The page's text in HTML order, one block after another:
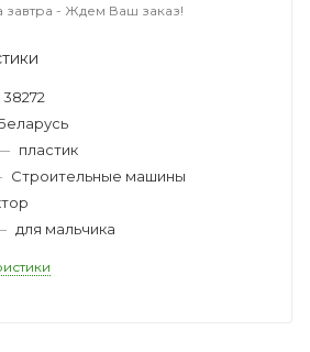
завтра - Ждем Ваш заказ!
38272
пластик
Cтроительные машины
для мальчика